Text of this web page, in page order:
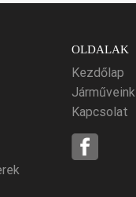
OLDALAK
Kezdőlap
Járműveink
Kapcsolat